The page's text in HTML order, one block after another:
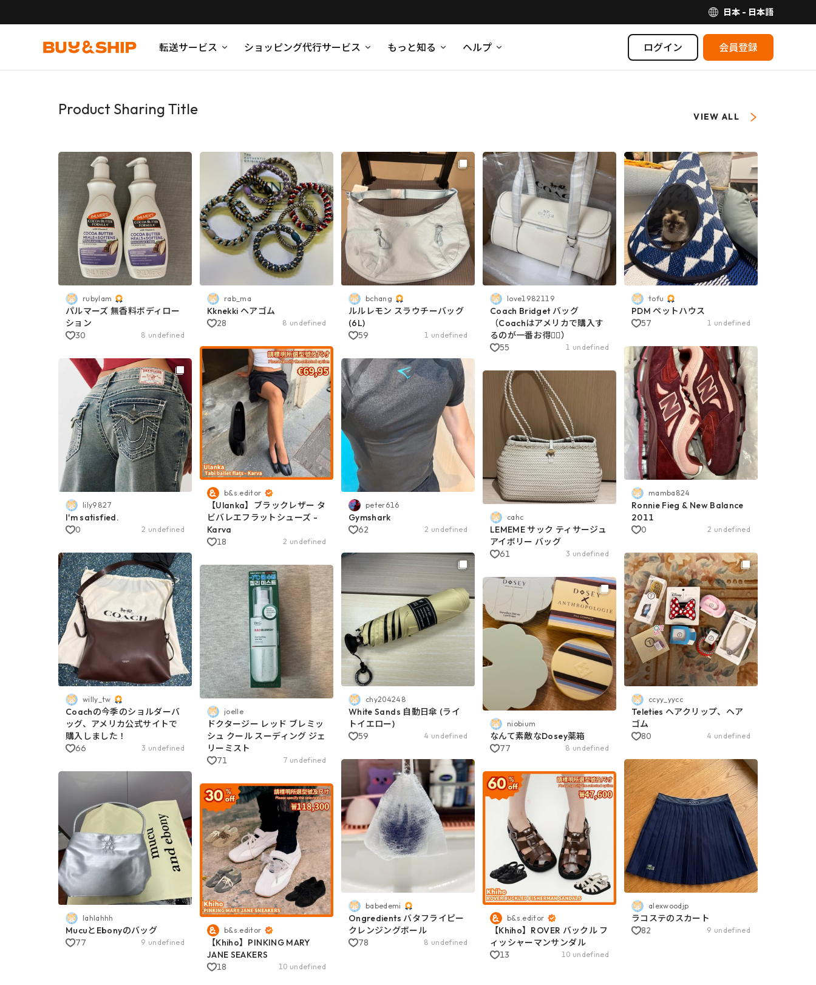
日本 - 日本語
転送サービス ショッピング代行サービス もっと知る ヘルプ ログイン 会員登録
Product Sharing Title VIEW ALL
rubylam
パルマーズ 無香料ボディロー
ション
30
8 undefined
rab_ma
Kknekki ヘアゴム
28
8 undefined
bchang
ルルレモン スラウチーバッグ
(6L)
59
1 undefined
love1982119
Coach Bridget バッグ
（Coachはアメリカで購入す
るのが一番お得👍🏻）
55
1 undefined
tofu
PDM ペットハウス
57
1 undefined
b&s.editor
【Ulanka】ブラックレザー タ
ビバレエフラットシューズ -
Karva
18
2 undefined
mamba824
Ronnie Fieg & New Balance
2011
0
2 undefined
lily9827
I'm satisfied.
0
2 undefined
peter616
Gymshark
62
2 undefined
cahc
LEMEME サック ティサージュ
アイボリー バッグ
61
3 undefined
willy_tw
Coachの今季のショルダーバ
ッグ、アメリカ公式サイトで
購入しました！
66
3 undefined
chy204248
White Sands 自動日傘 (ライ
トイエロー)
59
4 undefined
ccyy_yycc
Teleties ヘアクリップ、ヘア
ゴム
80
4 undefined
joelle
ドクタージー レッド ブレミッ
シュ クール スーディング ジェ
リーミスト
71
7 undefined
niobium
なんて素敵なDosey薬箱
77
8 undefined
babedemi
Ongredients バタフライピー
クレンジングボール
78
8 undefined
alexwoodjp
ラコステのスカート
82
9 undefined
lahlahhh
MucuとEbonyのバッグ
77
9 undefined
b&s.editor
【Khiho】ROVER バックル フ
ィッシャーマンサンダル
13
10 undefined
b&s.editor
【Khiho】PINKING MARY
JANE SEAKERS
18
10 undefined